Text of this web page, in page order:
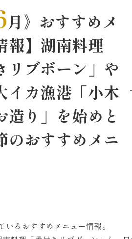
月》おすすめメ
報】湖南料理
リブボーン」や
イカ漁港「小木
造り」を始めと
のおすすめメニ
いるおすすめメニュー情報。